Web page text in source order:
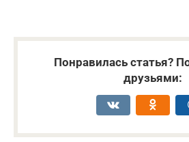
Понравилась статья?
друзьями: